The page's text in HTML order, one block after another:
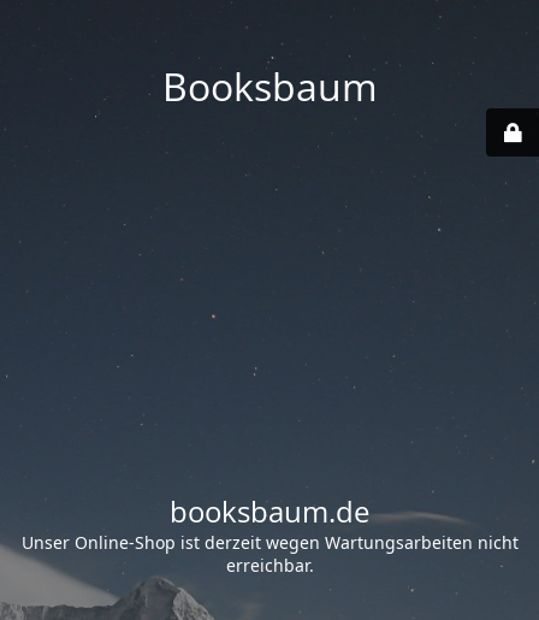
Booksbaum
booksbaum.de
Unser Online-Shop ist derzeit wegen Wartungsarbeiten nicht
erreichbar.